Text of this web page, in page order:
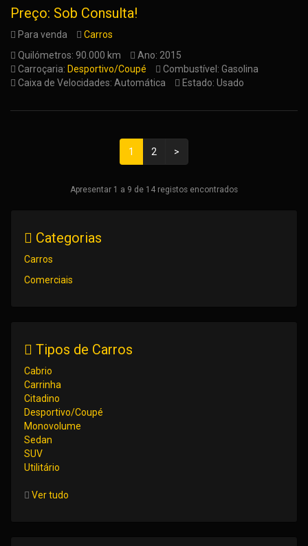
Preço: Sob Consulta!
Para venda
Carros
Quilómetros: 90.000 km
Ano: 2015
Carroçaria: Desportivo/Coupé
Combustível: Gasolina
Caixa de Velocidades: Automática
Estado: Usado
1 2 >
Apresentar 1 a 9 de 14 registos encontrados
Categorias
Carros
Comerciais
Tipos de Carros
Cabrio
Carrinha
Citadino
Desportivo/Coupé
Monovolume
Sedan
SUV
Utilitário
Ver tudo